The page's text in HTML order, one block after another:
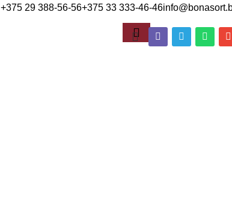
+375 29 388-56-56+375 33 333-46-46